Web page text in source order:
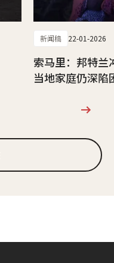
新闻稿 22-01-2026
索马里：邦特兰
当地家庭仍深陷